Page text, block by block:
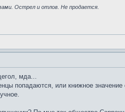
Острел и отлов. Не продается.
мда...
попадаются, или книжное